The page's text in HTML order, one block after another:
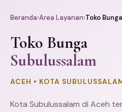
Beranda›Area Layanan›Toko
Toko Bunga
Subulussalam
ACEH • KOTA
Kota Subulussalam di Aceh